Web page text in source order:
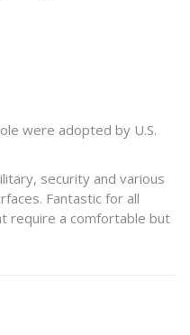
were adopted by U.S.
security and various
Fantastic for all
require a comfortable but